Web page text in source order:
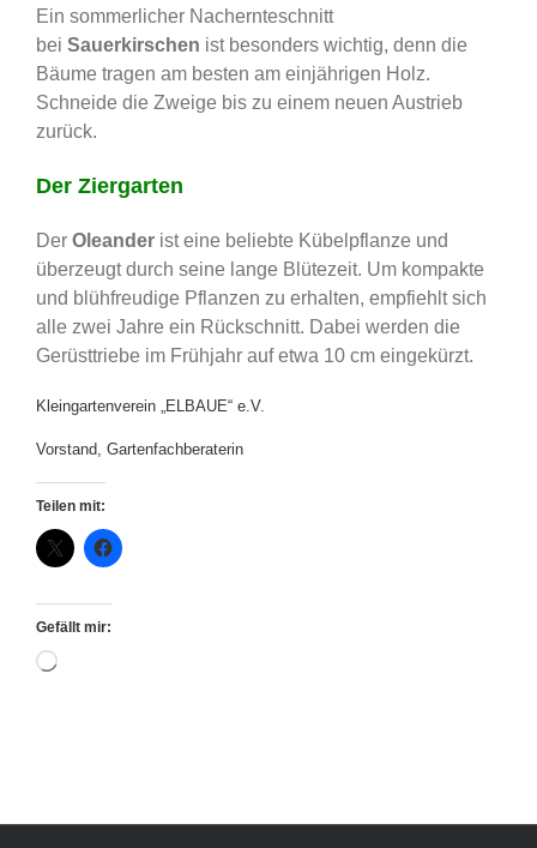
Ein sommerlicher Nachernteschnitt
bei Sauerkirschen ist besonders wichtig, denn die
Bäume tragen am besten am einjährigen Holz.
Schneide die Zweige bis zu einem neuen Austrieb
zurück.
Der Ziergarten
Der Oleander ist eine beliebte Kübelpflanze und
überzeugt durch seine lange Blütezeit. Um kompakte
und blühfreudige Pflanzen zu erhalten, empfiehlt sich
alle zwei Jahre ein Rückschnitt. Dabei werden die
Gerüsttriebe im Frühjahr auf etwa 10 cm eingekürzt.
Kleingartenverein „ELBAUE“ e.V.
Vorstand, Gartenfachberaterin
Teilen mit:
Gefällt mir:
Wird